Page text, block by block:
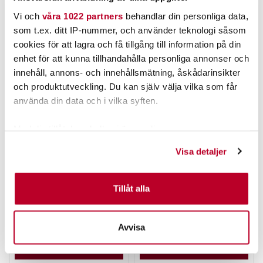
Vi och våra 1022 partners behandlar din personliga data,
som t.ex. ditt IP-nummer, och använder teknologi såsom
cookies för att lagra och få tillgång till information på din
enhet för att kunna tillhandahålla personliga annonser och
innehåll, annons- och innehållsmätning, åskådarinsikter
och produktutveckling. Du kan själv välja vilka som får
använda din data och i vilka syften.
Identifiera din enhet genom att aktivt skanna den för
specifika kännetecken (fingeravtryck)
Ta reda på mer om hur dina personliga uppgifter
Du kan ändra eller dra tillbaka ditt samtycke när som
helst från cookie-förklaringen.
Visa detaljer
Tillåt alla
Avvisa
ANDRA TITTADE OCKSÅ PÅ
Westin Shadteez Slim 10cm
65,00 krTidigare pris:
74,95 kr
74,95 kr
LÄS MER
Piglet Shad 8,5cm / 4g.
99,00 krTidigare pris:
139,00 kr
139,00 kr
LÄS MER